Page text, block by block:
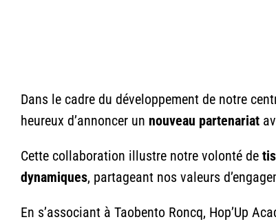
Dans le cadre du développement de notre
heureux d’annoncer un nouveau partenariat
Cette collaboration illustre notre volonté de
dynamiques, partageant nos valeurs
En s’associant à Taobento Roncq, Hop’Up